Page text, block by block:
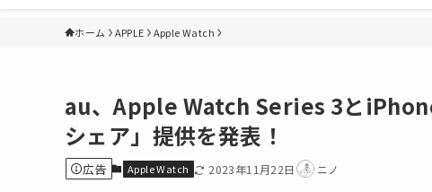
ホーム APPLE Apple Watch
au、Apple Watch Series 3と
シェア」提供を発表！
広告 Apple Watch 2023年11月22日 ニノ